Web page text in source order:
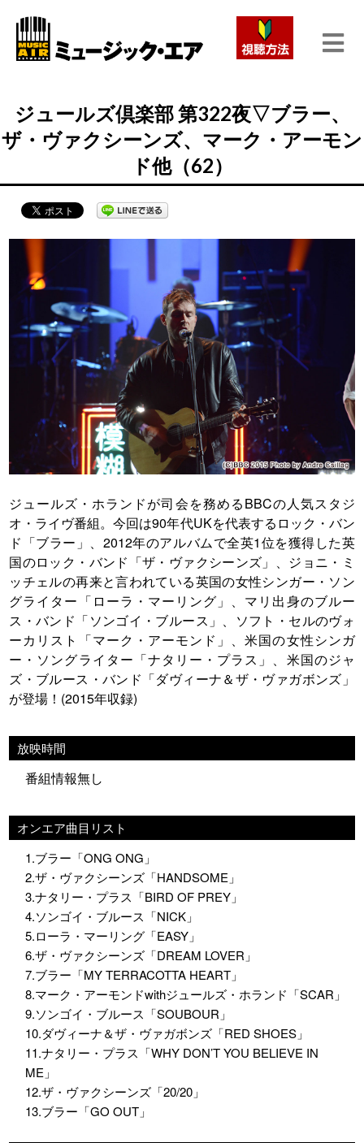
ジュールズ倶楽部 第322夜▽ブラー、
ザ・ヴァクシーンズ、マーク・アーモン
ド他（62）
ジュールズ・ホランドが司会を務めるBBCの人気スタジ
オ・ライヴ番組。今回は90年代UKを代表するロック・バン
ド「ブラー」、2012年のアルバムで全英1位を獲得した英
国のロック・バンド「ザ・ヴァクシーンズ」、ジョニ・ミ
ッチェルの再来と言われている英国の女性シンガー・ソン
グライター「ローラ・マーリング」、マリ出身のブルー
ス・バンド「ソンゴイ・ブルース」、ソフト・セルのヴォ
ーカリスト「マーク・アーモンド」、米国の女性シンガ
ー・ソングライター「ナタリー・プラス」、米国のジャ
ズ・ブルース・バンド「ダヴィーナ＆ザ・ヴァガボンズ」
が登場！(2015年収録)
放映時間
番組情報無し
オンエア曲目リスト
1.ブラー「ONG ONG」
2.ザ・ヴァクシーンズ「HANDSOME」
3.ナタリー・プラス「BIRD OF PREY」
4.ソンゴイ・ブルース「NICK」
5.ローラ・マーリング「EASY」
6.ザ・ヴァクシーンズ「DREAM LOVER」
7.ブラー「MY TERRACOTTA HEART」
8.マーク・アーモンドwithジュールズ・ホランド「SCAR」
9.ソンゴイ・ブルース「SOUBOUR」
10.ダヴィーナ＆ザ・ヴァガボンズ「RED SHOES」
11.ナタリー・プラス「WHY DON’T YOU BELIEVE IN
ME」
12.ザ・ヴァクシーンズ「20/20」
13.ブラー「GO OUT」